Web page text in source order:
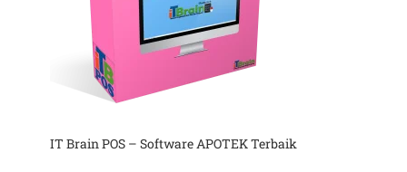
IT Brain POS – Software APOTEK Terbaik